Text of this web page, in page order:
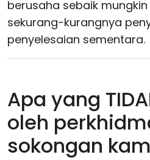
berusaha sebaik
sekurang-kurangnya
penyelesaian sementara.
Apa yang
oleh
sokongan